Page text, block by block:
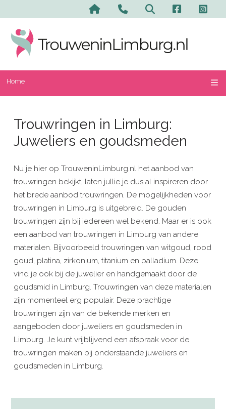
Home
Trouwringen in Limburg:
Juweliers en goudsmeden
Nu je hier op TrouweninLimburg.nl het aanbod van
trouwringen bekijkt, laten jullie je dus al inspireren door
het brede aanbod trouwringen. De mogelijkheden voor
trouwringen in Limburg is uitgebreid. De gouden
trouwringen zijn bij iedereen wel bekend. Maar er is ook
een aanbod van trouwringen in Limburg van andere
materialen. Bijvoorbeeld trouwringen van witgoud, rood
goud, platina, zirkonium, titanium en palladium. Deze
vind je ook bij de juwelier en handgemaakt door de
goudsmid in Limburg. Trouwringen van deze materialen
zijn momenteel erg populair. Deze prachtige
trouwringen zijn van de bekende merken en
aangeboden door juweliers en goudsmeden in
Limburg. Je kunt vrijblijvend een afspraak voor de
trouwringen maken bij onderstaande juweliers en
goudsmeden in Limburg.